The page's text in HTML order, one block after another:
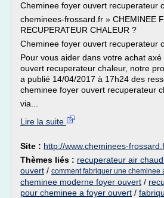
Cheminee foyer ouvert recuperateur
cheminees-frossard.fr » CHEMINEE
RECUPERATEUR CHALEUR ?
Cheminee foyer ouvert recuperateur
Pour vous aider dans votre achat
ouvert recuperateur chaleur, notre
a publié 14/04/2017 à 17h24 des
cheminee foyer ouvert recuperateur
via...
Lire la suite
Site : http://www.cheminees-
Thèmes liés : recuperateur air
ouvert / comment fabriquer une cheminee
cheminee moderne foyer ouvert /
pour cheminee a foyer ouvert /